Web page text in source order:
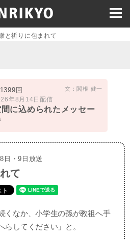
と祈りに包まれて
回
年8月14日配信
間に込められたメッセー
文：関根 健一
日・9日放送
て
くなか、小学生の孫が教祖へ手
らしてください」と。